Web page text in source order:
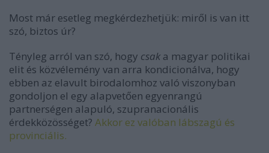
Most már esetleg megkérdezhetjük: miről is van itt
szó, biztos úr?
Tényleg arról van szó, hogy csak a magyar politikai
elit és közvélemény van arra kondicionálva, hogy
ebben az elavult birodalomhoz való viszonyban
gondoljon el egy alapvetően egyenrangú
partnerségen alapuló, szupranacionális
érdekközösséget? Akkor ez valóban lábszagú és
provinciális.